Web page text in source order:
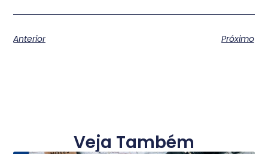
Anterior Próximo
Veja Também